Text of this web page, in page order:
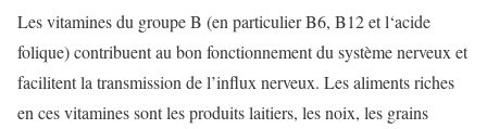
Les vitamines du groupe B (en particulier B6, B12 et l‘acide
folique) contribuent au bon fonctionnement du système nerveux et
facilitent la transmission de l’influx nerveux. Les aliments riches
en ces vitamines sont les produits laitiers, les noix, les grains